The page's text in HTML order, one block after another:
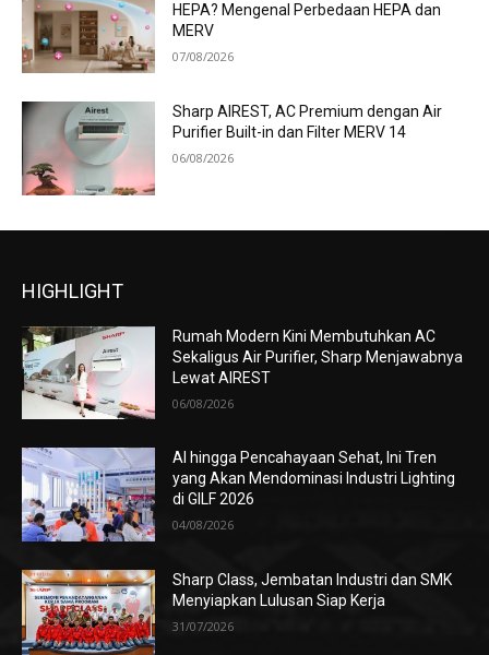
HEPA? Mengenal Perbedaan HEPA dan
MERV
07/08/2026
Sharp AIREST, AC Premium dengan Air
Purifier Built-in dan Filter MERV 14
06/08/2026
HIGHLIGHT
Rumah Modern Kini Membutuhkan AC
Sekaligus Air Purifier, Sharp Menjawabnya
Lewat AIREST
06/08/2026
AI hingga Pencahayaan Sehat, Ini Tren
yang Akan Mendominasi Industri Lighting
di GILF 2026
04/08/2026
Sharp Class, Jembatan Industri dan SMK
Menyiapkan Lulusan Siap Kerja
31/07/2026